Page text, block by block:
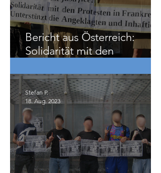
Bericht aus Österreich:
Solidarität mit den
Stefan P.
18. Aug. 2023